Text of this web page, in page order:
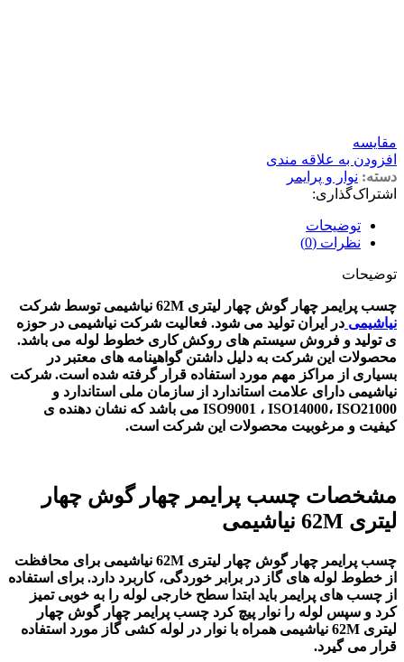
مقايسه
افزودن به علاقه مندی
دسته: نوار و پرایمر
اشتراک‌گذاری:
توضیحات
نظرات (0)
توضیحات
چسب پرایمر چهار گوش چهار لیتری 62M نیاشیمی توسط شرکت
نیاشیمی در ایران تولید می شود. فعالیت شرکت نیاشیمی در حوزه
ی تولید و فروش سیستم های روکش کاری خطوط لوله می باشد.
محصولات این شرکت به دلیل داشتن گواهینامه های معتبر در
بسیاری از مراکز مهم مورد استفاده قرار گرفته شده است. شرکت
نیاشیمی دارای علامت استاندارد از سازمان ملی استاندارد و
ISO9001 ، ISO14000، ISO21000 می باشد که نشان دهنده ی
کیفیت و مرغوبیت محصولات این شرکت است.
مشخصات چسب پرایمر چهار گوش چهار
لیتری 62 M نیاشیمی
چسب پرایمر چهار گوش چهار لیتری 62M نیاشیمی
برای محافظت
از خطوط لوله های گاز در برابر خوردگی، کاربرد دارد. برای استفاده
از چسب های پرایمر باید ابتدا سطح خارجی لوله را به خوبی تمیز
کرد و سپس لوله را نوار پیچ کرد چسب پرایمر چهار گوش چهار
لیتری 62M نیاشیمی
همراه با نوار در لوله کشی گاز مورد استفاده
قرار می گیرد.